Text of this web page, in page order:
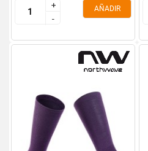
+
-
+
-
AÑADIR